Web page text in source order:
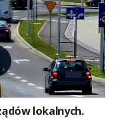
lokalnych.